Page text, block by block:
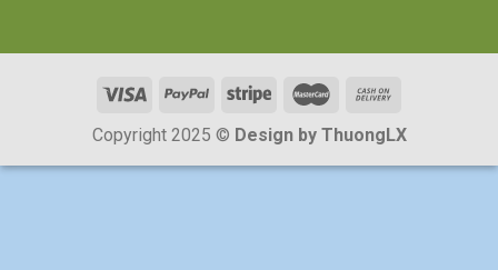
Copyright 2025 © Design by ThuongLX